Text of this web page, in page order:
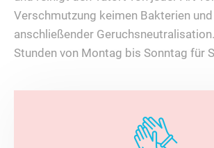
Verschmutzung keimen Bakterien
anschließender
Stunden von Montag bis Sonntag für